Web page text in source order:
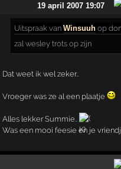
19 april 2007 19:07
Uitspraak vanWinsuuh op
zal wesley trots op zijn
Dat weet ik wel zeker..
Vroeger was ze al een plaatje
Alles lekker Summie..
Was een mooi feesie en je